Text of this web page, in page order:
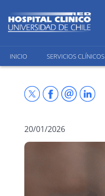
INICIO SERVICIOS CLÍNICOS
20/01/2026